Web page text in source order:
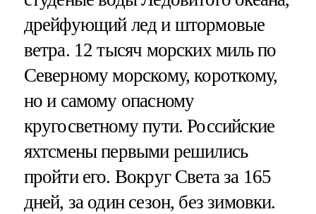
дрейфующий лед и штормовые
ветра. 12 тысяч морских миль по
Северному морскому, короткому,
но и самому опасному
кругосветному пути. Российские
яхтсмены первыми решились
пройти его. Вокруг Света за 165
дней, за один сезон, без зимовки.